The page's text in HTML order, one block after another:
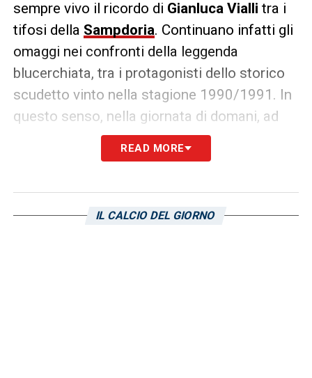
sempre vivo il ricordo di Gianluca Vialli tra i
tifosi della Sampdoria. Continuano infatti gli
omaggi nei confronti della leggenda
blucerchiata, tra i protagonisti dello storico
scudetto vinto nella stagione 1990/1991. In
questo senso, nella giornata di domani, ad
Alassio verrà presentato un nuovo libro dal
“Luca Vialli. Da Cremona a Londra, la
dell’attaccante doriano fin dai tempi
READ MORE
IL CALCIO DEL GIORNO